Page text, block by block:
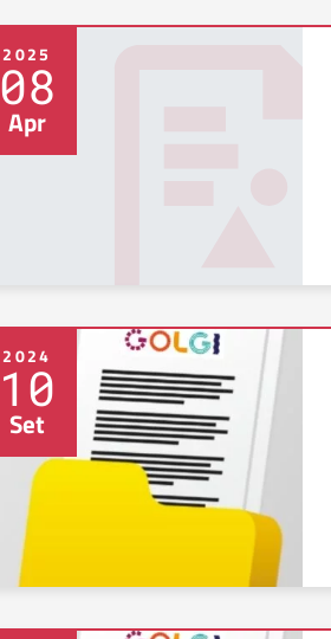
2025
08
Apr
2024
10
Set